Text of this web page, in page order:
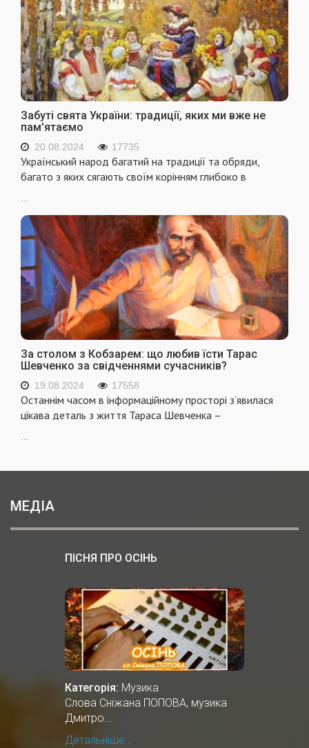
Забуті свята України: традиції, яких ми вже не
пам'ятаємо
20.08.2024 17735
Український народ багатий на традиції та обряди,
багато з яких сягають своїм корінням глибоко в
...
За столом з Кобзарем: що любив їсти Тарас
Шевченко за свідченнями сучасників?
19.08.2024 17558
Останнім часом в інформаційному просторі з’явилася
цікава деталь з життя Тараса Шевченка –
МЕДІА
ПІСНЯ ПРО ОСІНЬ
Категорія: Музика
Cлова Сніжана ПОПОВА, музика
Дмитро...
Детальніше...